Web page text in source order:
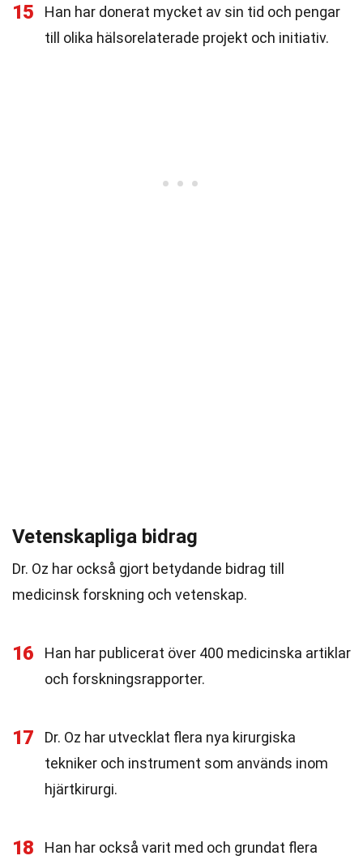
15
Han har donerat mycket av sin tid och pengar
till olika hälsorelaterade projekt och initiativ.
Vetenskapliga bidrag
Dr. Oz har också gjort betydande bidrag till
medicinsk forskning och vetenskap.
16
Han har publicerat över 400 medicinska artiklar
och forskningsrapporter.
17
Dr. Oz har utvecklat flera nya kirurgiska
tekniker och instrument som används inom
hjärtkirurgi.
18
Han har också varit med och grundat flera